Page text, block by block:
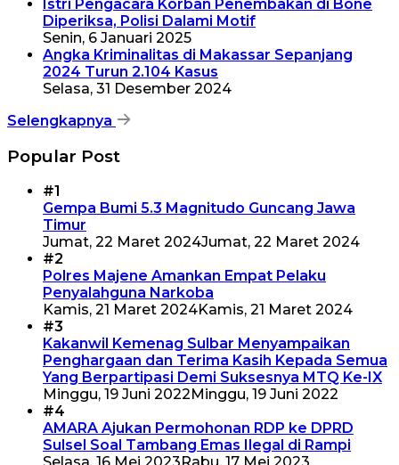
Istri Pengacara Korban Penembakan di Bone
Diperiksa, Polisi Dalami Motif
Senin, 6 Januari 2025
Angka Kriminalitas di Makassar Sepanjang
2024 Turun 2.104 Kasus
Selasa, 31 Desember 2024
Selengkapnya
Popular Post
#1
Gempa Bumi 5.3 Magnitudo Guncang Jawa
Timur
Jumat, 22 Maret 2024Jumat, 22 Maret 2024
#2
Polres Majene Amankan Empat Pelaku
Penyalahguna Narkoba
Kamis, 21 Maret 2024Kamis, 21 Maret 2024
#3
Kakanwil Kemenag Sulbar Menyampaikan
Penghargaan dan Terima Kasih Kepada Semua
Yang Berpartipasi Demi Suksesnya MTQ Ke-IX
Minggu, 19 Juni 2022 Minggu, 19 Juni 2022
#4
AMARA Ajukan Permohonan RDP ke DPRD
Sulsel Soal Tambang Emas Ilegal di Rampi